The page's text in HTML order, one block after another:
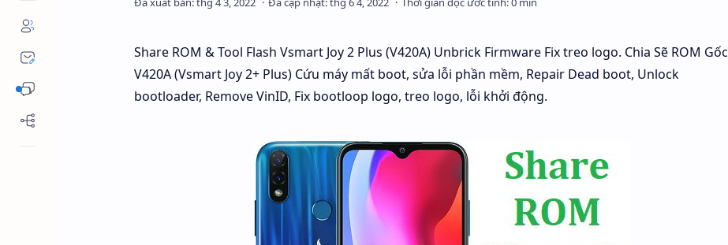
Share ROM & Tool Flash Vsmart Joy 2 Plus (V420A) Unbrick Firmware Fix treo logo. Chia Sẽ ROM Gốc
V420A (Vsmart Joy 2+ Plus) Cứu máy mất boot, sửa lỗi phần mềm, Repair Dead boot, Unlock
bootloader, Remove VinID, Fix bootloop logo, treo logo, lỗi khởi động.